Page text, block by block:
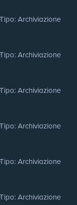
Tipo: Archiviazione
Tipo: Archiviazione
Tipo: Archiviazione
Tipo: Archiviazione
Tipo: Archiviazione
Tipo: Archiviazione